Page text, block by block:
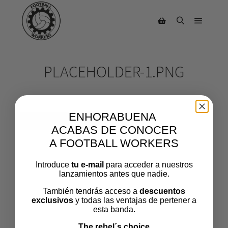
PLACEHOLDER-1.PNG
ENHORABUENA
ACABAS DE CONOCER
A FOOTBALL WORKERS
Introduce tu e-mail para acceder a nuestros
lanzamientos antes que nadie.
También tendrás acceso a descuentos
exclusivos y todas las ventajas de pertener a
esta banda.